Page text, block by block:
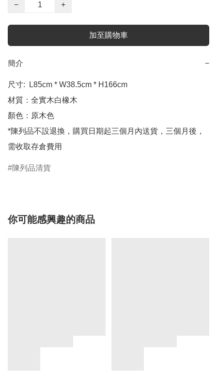
−
+
加至購物車
簡介 −
尺寸:  L85cm * W38.5cm * H166cm
材質：全實木白橡木
顏色：原木色
*陳列品不設退換，購買日期起三個月內送貨，三個月後，
陳列品清貨
你可能感興趣的商品